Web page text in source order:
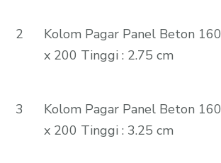
2
Kolom Pagar Panel Beton 160
x 200 Tinggi : 2.75 cm
3
Kolom Pagar Panel Beton 160
x 200 Tinggi : 3.25 cm